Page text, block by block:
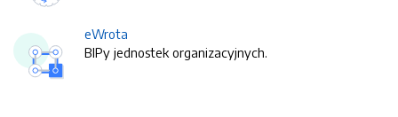
eWrota
BIPy jednostek organizacyjnych.